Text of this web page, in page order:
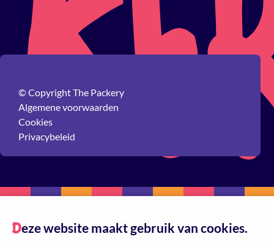
© Copyright The Packery
Algemene voorwaarden
Cookies
Privacybeleid
Deze website maakt gebruik van cookies.